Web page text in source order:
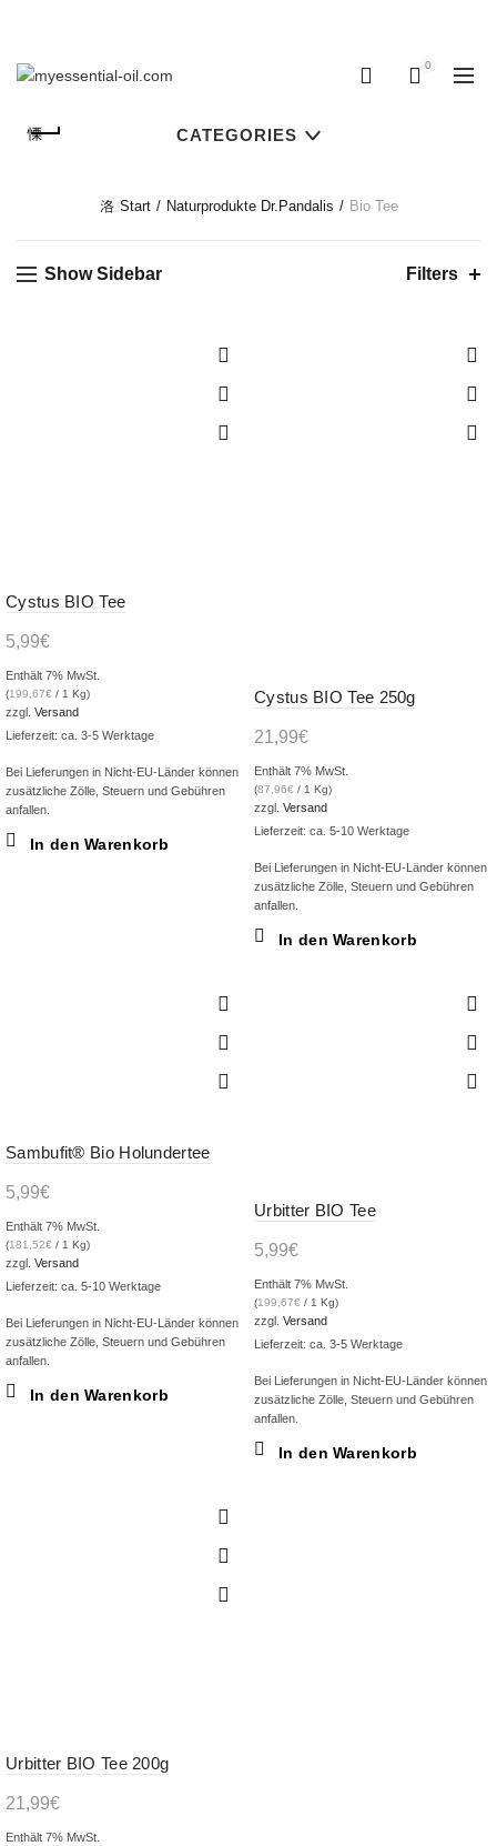
0
CATEGORIES
Start Naturprodukte Dr.Pandalis Bio Tee
Show Sidebar Filters
Cystus BIO Tee
5,99€
Enthält 7% MwSt.
(199,67€ / 1 Kg)
zzgl. Versand
Lieferzeit: ca. 3-5 Werktage
Bei Lieferungen in Nicht-EU-Länder können
zusätzliche Zölle, Steuern und Gebühren
anfallen.
In den Warenkorb
Cystus BIO Tee 250g
21,99€
Enthält 7% MwSt.
(87,96€ / 1 Kg)
zzgl. Versand
Lieferzeit: ca. 5-10 Werktage
Bei Lieferungen in Nicht-EU-Länder können
zusätzliche Zölle, Steuern und Gebühren
anfallen.
In den Warenkorb
Sambufit® Bio Holundertee
5,99€
Enthält 7% MwSt.
(181,52€ / 1 Kg)
zzgl. Versand
Lieferzeit: ca. 5-10 Werktage
Bei Lieferungen in Nicht-EU-Länder können
zusätzliche Zölle, Steuern und Gebühren
anfallen.
In den Warenkorb
Urbitter BIO Tee
5,99€
Enthält 7% MwSt.
(199,67€ / 1 Kg)
zzgl. Versand
Lieferzeit: ca. 3-5 Werktage
Bei Lieferungen in Nicht-EU-Länder können
zusätzliche Zölle, Steuern und Gebühren
anfallen.
In den Warenkorb
Urbitter BIO Tee 200g
21,99€
Enthält 7% MwSt.